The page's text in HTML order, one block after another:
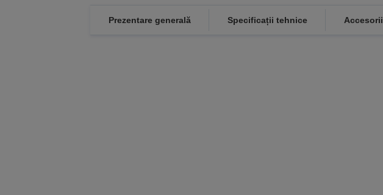
Prezentare generală Specificații tehnice Accesorii